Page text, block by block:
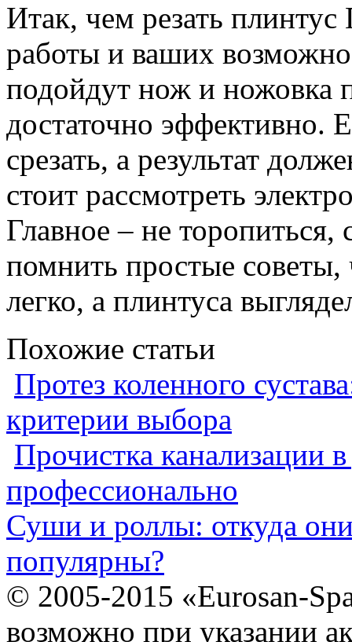
Итак, чем резать
работы и ваших
подойдут нож и ножовка
достаточно эффективно.
срезать, а результат
стоит рассмотреть
Главное – не торопиться,
помнить простые
легко, а плинтуса
Похожие статьи
Протез коленного
критерии выбора
Прочистка канализации
профессионально
Суши и роллы: откуда
популярны?
© 2005-2015 «Eurosan-
возможно при указании